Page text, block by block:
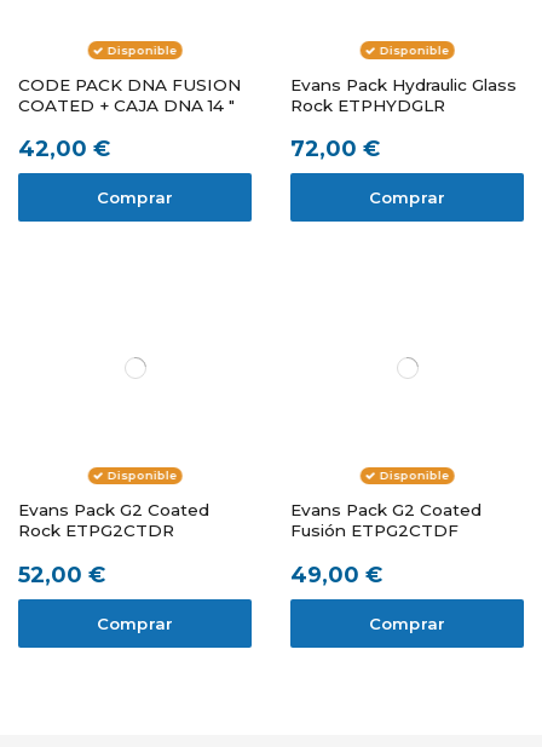
Disponible
CODE PACK DNA FUSION
COATED + CAJA DNA 14 "
42,00 €
Comprar
Disponible
Evans Pack Hydraulic Glass
Rock ETPHYDGLR
72,00 €
Comprar
Disponible
Evans Pack G2 Coated
Rock ETPG2CTDR
52,00 €
Comprar
Disponible
Evans Pack G2 Coated
Fusión ETPG2CTDF
49,00 €
Comprar